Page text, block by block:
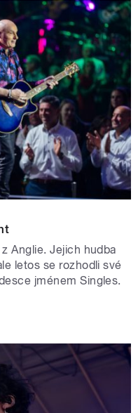
Anglie. Jejich hudba
letos se rozhodli své
jménem Singles.